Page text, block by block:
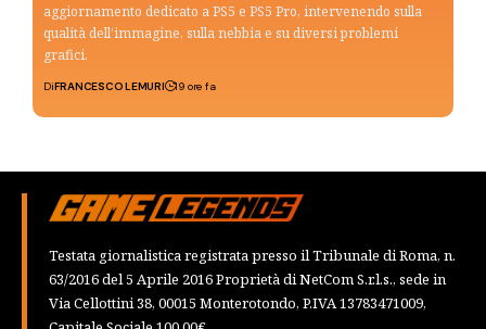
aggiornamento dedicato a PS5 e PS5 Pro, intervenendo sulla
qualità dell’immagine, sulla nebbia e su diversi problemi
grafici.
DiFRANCESCO LEMURI 19 ore fa
Testata giornalistica registrata presso il Tribunale di Roma, n.
63/2016 del 5 Aprile 2016 Proprietà di NetCom S.r.l.s., sede in
Via Cellottini 38, 00015 Monterotondo, P.IVA 13783471009,